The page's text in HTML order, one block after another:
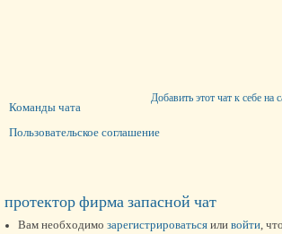
Добавить этот чат к себе на
Команды чата
Пользовательское соглашение
протектор фирма запасной чат
Вам необходимо зарегистрироваться или войти ,